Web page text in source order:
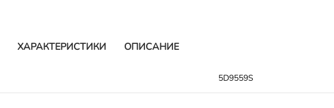
ХАРАКТЕРИСТИКИ ОПИСАНИЕ
5D9559S